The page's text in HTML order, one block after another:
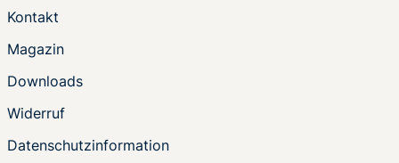
Kontakt
Magazin
Downloads
Widerruf
Datenschutzinformation